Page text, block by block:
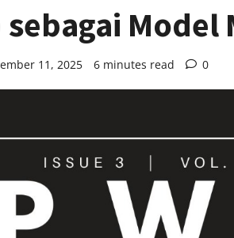
sebagai
11, 2025 6 minutes read 0